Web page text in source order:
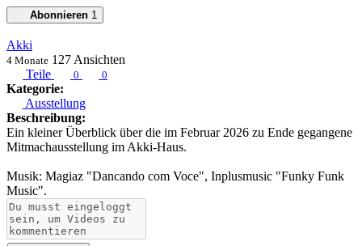
Abonnieren 1
Akki
4 Monate 127 Ansichten
Teile
0 0
Kategorie:
Ausstellung
Beschreibung:
Ein kleiner Überblick über die im Februar 2026 zu Ende gegangene
Mitmachausstellung im Akki-Haus.
Musik: Magiaz "Dancando com Voce", Inplusmusic "Funky Funk
Music".